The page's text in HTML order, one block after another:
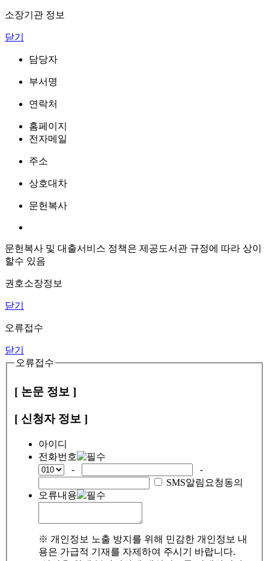
소장기관 정보
닫기
담당자
부서명
연락처
홈페이지
전자메일
주소
상호대차
문헌복사
문헌복사 및 대출서비스 정책은 제공도서관 규정에 따라 상이
할수 있음
권호소장정보
닫기
오류접수
닫기
오류접수
[ 논문 정보 ]
[ 신청자 정보 ]
아이디
전화번호
-
-
SMS알림요청동의
오류내용
※ 개인정보 노출 방지를 위해 민감한 개인정보 내
용은 가급적 기재를 자제하여 주시기 바랍니다.